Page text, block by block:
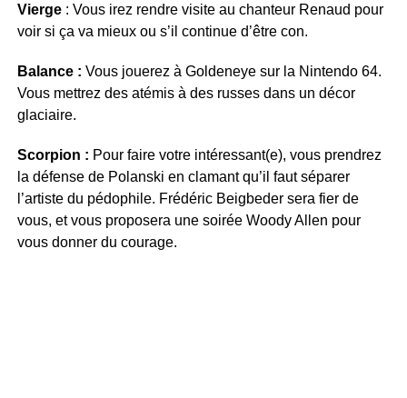
Vierge : Vous irez rendre visite au chanteur Renaud pour
voir si ça va mieux ou s’il continue d’être con.
Balance : Vous jouerez à Goldeneye sur la Nintendo 64.
Vous mettrez des atémis à des russes dans un décor
glaciaire.
Scorpion : Pour faire votre intéressant(e), vous prendrez
la défense de Polanski en clamant qu’il faut séparer
l’artiste du pédophile. Frédéric Beigbeder sera fier de
vous, et vous proposera une soirée Woody Allen pour
vous donner du courage.